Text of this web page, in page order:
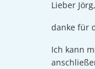
Lieber Jörg,
danke für
Ich kann